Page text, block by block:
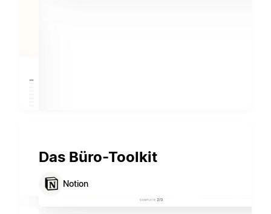
Das Büro-Toolkit
Notion